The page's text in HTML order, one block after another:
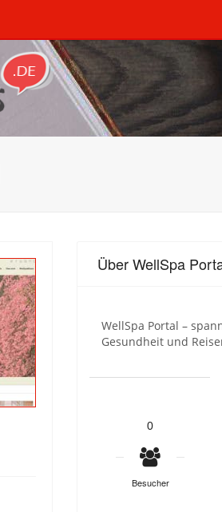
Über WellSpa
WellSpa Portal –
Gesundheit und
0
Besucher